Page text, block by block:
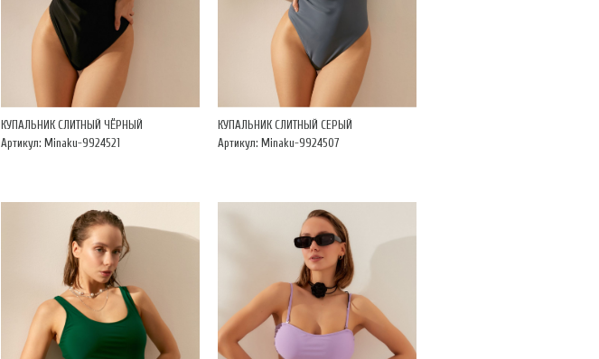
КУПАЛЬНИК СЛИТНЫЙ ЧЁРНЫЙ
Артикул: Minaku-9924521
КУПАЛЬНИК СЛИТНЫЙ СЕРЫЙ
Артикул: Minaku-9924507